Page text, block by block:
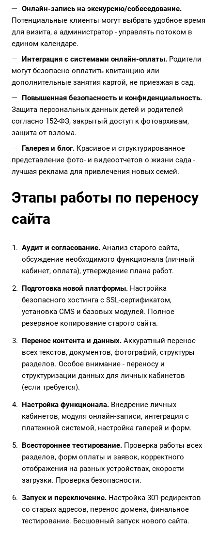
Онлайн-запись на экскурсию/собеседование.
Потенциальные клиенты могут выбрать удобное время
для визита, а администратор - управлять потоком в
едином календаре.
Интеграция с системами онлайн-оплаты. Родители
могут безопасно оплатить квитанцию или
дополнительные занятия картой, не приезжая в сад.
Повышенная безопасность и конфиденциальность.
Защита персональных данных детей и родителей
согласно 152-ФЗ, закрытый доступ к фотоархивам,
защита от взлома.
Галерея и блог. Красивое и структурированное
представление фото- и видеоотчетов о жизни сада -
лучшая реклама для привлечения новых семей.
Этапы работы по переносу
сайта
Аудит и согласование. Анализ старого сайта,
обсуждение необходимого функционала (личный
кабинет, оплата), утверждение плана работ.
Подготовка новой платформы. Настройка
безопасного хостинга с SSL-сертификатом,
установка CMS и базовых модулей. Полное
резервное копирование старого сайта.
Перенос контента и данных. Аккуратный перенос
всех текстов, документов, фотографий, структуры
разделов. Особое внимание - переносу и
структуризации данных для личных кабинетов
(если требуется).
Настройка функционала. Внедрение личных
кабинетов, модуля онлайн-записи, интеграция с
платежной системой, настройка галерей и форм.
Всестороннее тестирование. Проверка работы всех
разделов, форм оплаты и заявок, корректного
отображения на разных устройствах, скорости
загрузки. Проверка безопасности.
Запуск и переключение. Настройка 301-редиректов
со старых адресов, перенос домена, финальное
тестирование. Бесшовный запуск нового сайта.